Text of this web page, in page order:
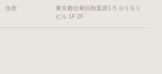
住所
東京都台東区秋葉原1-5 ヨリモト
ビル 1F 2F